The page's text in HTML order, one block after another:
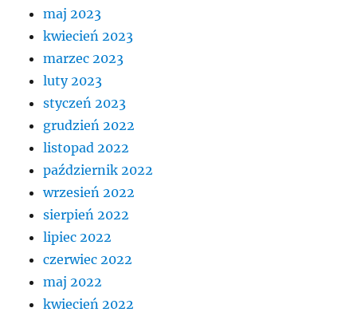
maj 2023
kwiecień 2023
marzec 2023
luty 2023
styczeń 2023
grudzień 2022
listopad 2022
październik 2022
wrzesień 2022
sierpień 2022
lipiec 2022
czerwiec 2022
maj 2022
kwiecień 2022